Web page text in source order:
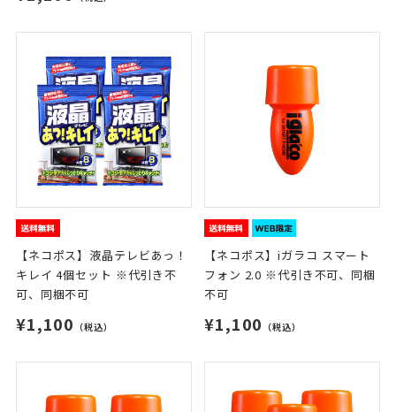
【ネコポス】液晶テレビあっ！
キレイ 4個セット ※代引き不
可、同梱不可
¥1,100 （税込）
【ネコポス】iガラコ スマート
フォン 2.0 ※代引き不可、同梱
不可
¥1,100 （税込）